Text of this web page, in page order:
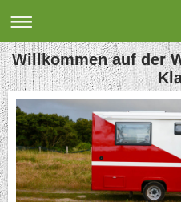
Willkommen auf der